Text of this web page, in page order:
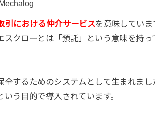
引における仲介サービスを意味してい
クローとは「預託」という意味を持っ
するためのシステムとして生まれま
う目的で導入されています。